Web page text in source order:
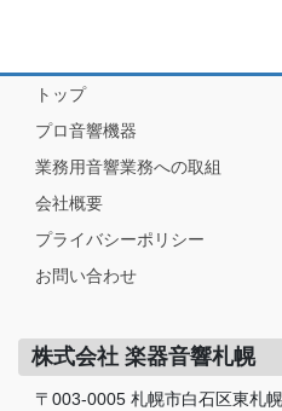
トップ
プロ音響機器
業務用音響業務への取組
会社概要
プライバシーポリシー
お問い合わせ
株式会社 楽器音響札幌
〒003-0005 札幌市白石区東札